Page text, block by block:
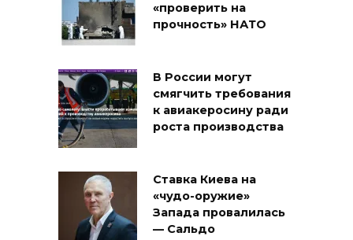
«проверить на
прочность» НАТО
В России могут
смягчить требования
к авиакеросину ради
роста производства
Ставка Киева на
«чудо-оружие»
Запада провалилась
— Сальдо